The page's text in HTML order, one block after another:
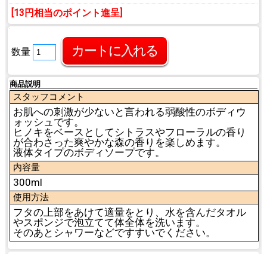
[13円相当のポイント進呈]
数量
商品説明
スタッフコメント
お肌への刺激が少ないと言われる弱酸性のボディウ
ォッシュです。
ヒノキをベースとしてシトラスやフローラルの香り
が合わさった爽やかな森の香りを楽しめます。
液体タイプのボディソープです。
内容量
300ml
使用方法
フタの上部をあけて適量をとり、水を含んだタオル
やスポンジで泡立てて体全体を洗います。
そのあとシャワーなどですすいでください。